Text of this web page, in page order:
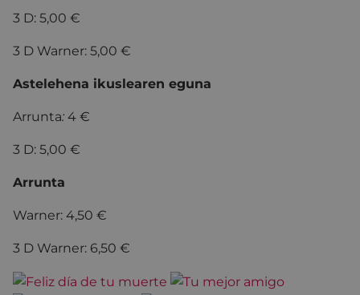
3 D: 5,00 €
3 D Warner: 5,00 €
Astelehena ikuslearen eguna
Arrunta: 4 €
3 D: 5,00 €
Arrunta
Warner: 4,50 €
3 D Warner: 6,50 €